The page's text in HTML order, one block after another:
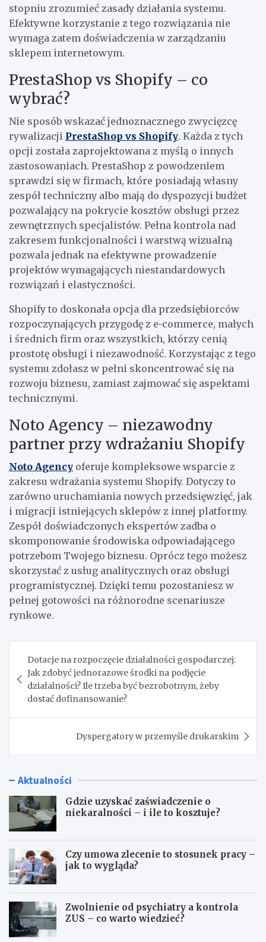
stopniu zrozumieć zasady działania systemu.
Efektywne korzystanie z tego rozwiązania nie
wymaga zatem doświadczenia w zarządzaniu
sklepem internetowym.
PrestaShop vs Shopify – co
wybrać?
Nie sposób wskazać jednoznacznego zwycięzcę
rywalizacji PrestaShop vs Shopify. Każda z tych
opcji została zaprojektowana z myślą o innych
zastosowaniach. PrestaShop z powodzeniem
sprawdzi się w firmach, które posiadają własny
zespół techniczny albo mają do dyspozycji budżet
pozwalający na pokrycie kosztów obsługi przez
zewnętrznych specjalistów. Pełna kontrola nad
zakresem funkcjonalności i warstwą wizualną
pozwala jednak na efektywne prowadzenie
projektów wymagających niestandardowych
rozwiązań i elastyczności.
Shopify to doskonała opcja dla przedsiębiorców
rozpoczynających przygodę z e-commerce, małych
i średnich firm oraz wszystkich, którzy cenią
prostotę obsługi i niezawodność. Korzystając z tego
systemu zdołasz w pełni skoncentrować się na
rozwoju biznesu, zamiast zajmować się aspektami
technicznymi.
Noto Agency – niezawodny
partner przy wdrażaniu Shopify
Noto Agency oferuje kompleksowe wsparcie z
zakresu wdrażania systemu Shopify. Dotyczy to
zarówno uruchamiania nowych przedsięwzięć, jak
i migracji istniejących sklepów z innej platformy.
Zespół doświadczonych ekspertów zadba o
skomponowanie środowiska odpowiadającego
potrzebom Twojego biznesu. Oprócz tego możesz
skorzystać z usług analitycznych oraz obsługi
programistycznej. Dzięki temu pozostaniesz w
pełnej gotowości na różnorodne scenariusze
rynkowe.
wpisu
Dotacje na rozpoczęcie działalności gospodarczej:
Jak zdobyć jednorazowe środki na podjęcie
działalności? Ile trzeba być bezrobotnym, żeby
dostać dofinansowanie?
Dyspergatory w przemyśle drukarskim
Aktualności
Gdzie uzyskać zaświadczenie o
niekaralności – i ile to kosztuje?
Czy umowa zlecenie to stosunek pracy –
jak to wygląda?
Zwolnienie od psychiatry a kontrola
ZUS – co warto wiedzieć?